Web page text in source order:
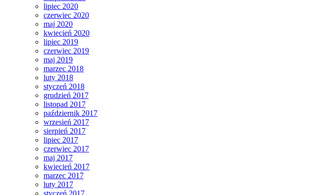
lipiec 2020
czerwiec 2020
maj 2020
kwiecień 2020
lipiec 2019
czerwiec 2019
maj 2019
marzec 2018
luty 2018
styczeń 2018
grudzień 2017
listopad 2017
październik 2017
wrzesień 2017
sierpień 2017
lipiec 2017
czerwiec 2017
maj 2017
kwiecień 2017
marzec 2017
luty 2017
styczeń 2017